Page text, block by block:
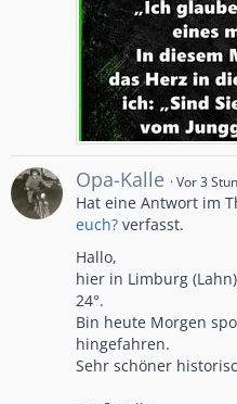
Opa-Kalle Vor 3
Hat eine Antwort im
euch? verfasst.
Hallo,
hier in Limburg
24°.
Bin heute Morgen
hingefahren.
Sehr schöner